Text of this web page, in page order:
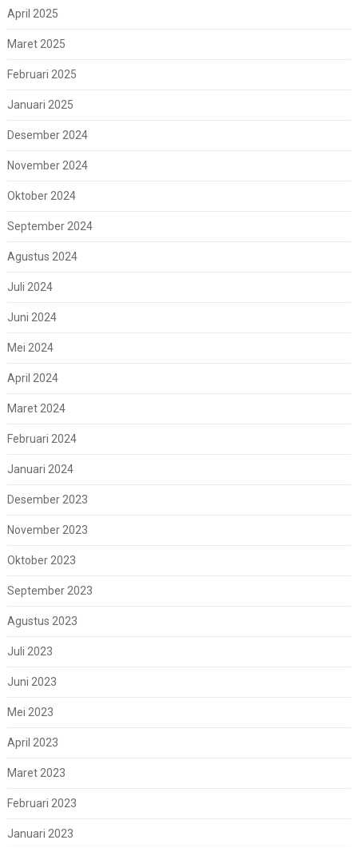
April 2025
Maret 2025
Februari 2025
Januari 2025
Desember 2024
November 2024
Oktober 2024
September 2024
Agustus 2024
Juli 2024
Juni 2024
Mei 2024
April 2024
Maret 2024
Februari 2024
Januari 2024
Desember 2023
November 2023
Oktober 2023
September 2023
Agustus 2023
Juli 2023
Juni 2023
Mei 2023
April 2023
Maret 2023
Februari 2023
Januari 2023